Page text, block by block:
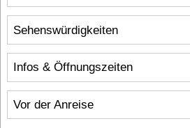
Infos & Öffnungszeiten
Vor der Anreise
Sehenswürdigkeiten